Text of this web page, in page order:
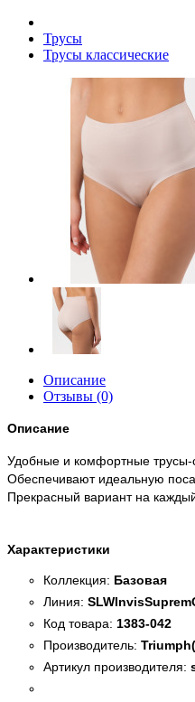
Трусы
Трусы классические
Описание
Отзывы (0)
Описание
Удобные и комфортные трусы-
Обеспечивают идеальную
Прекрасный вариант на
Характеристики
Коллекция: Базовая
Линия:
Код товара: 1383-042
Производитель:
Артикул производителя: